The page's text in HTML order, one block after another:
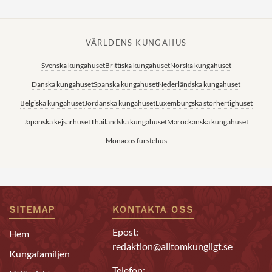
VÄRLDENS KUNGAHUS
Svenska kungahusetBrittiska kungahusetNorska kungahuset
Danska kungahusetSpanska kungahusetNederländska kungahuset
Belgiska kungahusetJordanska kungahusetLuxemburgska storhertighuset
Japanska kejsarhusetThailändska kungahusetMarockanska kungahuset
Monacos furstehus
SITEMAP
Hem
Kungafamiljen
KONTAKTA OSS
Epost:
redaktion@alltomkungligt.se